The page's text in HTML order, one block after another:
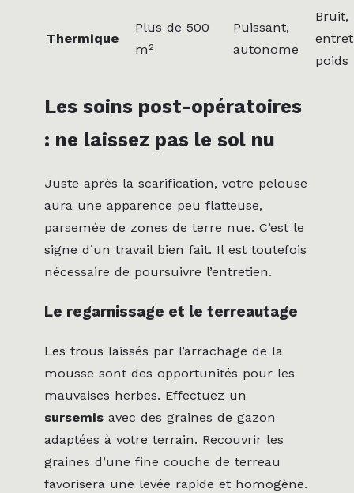
Thermique
Plus de 500
m²
Puissant,
autonome
Bruit,
poids
Les soins post-opératoires
: ne laissez pas le sol nu
Juste après la scarification, votre pelouse
aura une apparence peu flatteuse,
parsemée de zones de terre nue. C’est le
signe d’un travail bien fait. Il est toutefois
nécessaire de poursuivre l’entretien.
Le regarnissage et le terreautage
Les trous laissés par l’arrachage de la
mousse sont des opportunités pour les
mauvaises herbes. Effectuez un
sursemis avec des graines de gazon
adaptées à votre terrain. Recouvrir les
graines d’une fine couche de terreau
favorisera une levée rapide et homogène.